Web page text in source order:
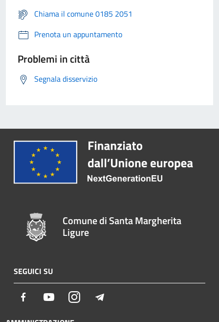
Chiama il comune 0185 2051
Prenota un appuntamento
Problemi in città
Segnala disservizio
Comune di Santa Margherita
Ligure
SEGUICI SU
Facebook YoutubeInstagram